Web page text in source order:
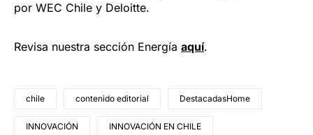
por WEC Chile y Deloitte.
Revisa nuestra sección Energía aquí.
chile contenido editorial DestacadasHome
INNOVACIÓN INNOVACIÓN EN CHILE